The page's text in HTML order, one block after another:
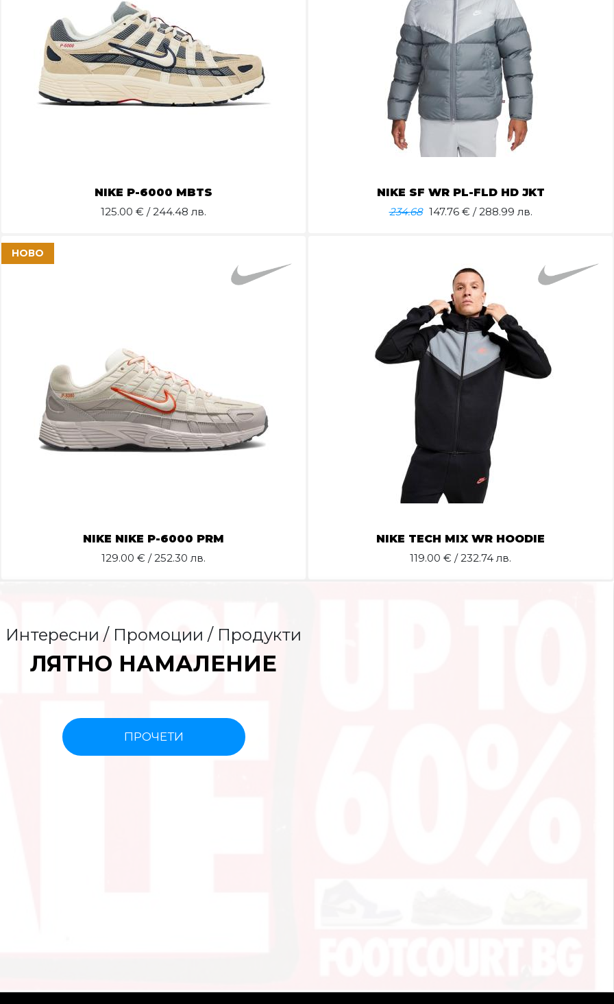
NIKE P-6000 MBTS
125.00 € / 244.48 лв.
NIKE SF WR PL-FLD HD JKT
234.68 147.76€ / 288.99 лв.
NIKE NIKE P-6000 PRM
129.00 € / 252.30 лв.
НОВО
NIKE TECH MIX WR HOODIE
119.00 € / 232.74 лв.
Интересни / Промоции / Продукти
ЛЯТНО НАМАЛЕНИЕ
ПРОЧЕТИ